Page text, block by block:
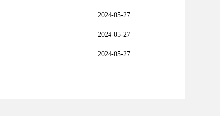
2024-05-27
2024-05-27
2024-05-27